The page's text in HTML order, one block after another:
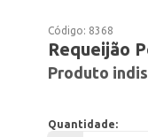
Código: 8368
Requeijão
Produto
Quantidade: